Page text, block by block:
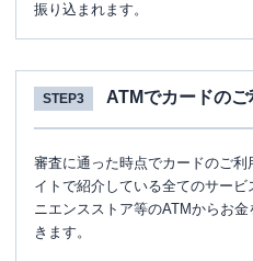
振り込まれます。
STEP3 ATMでカードのご
審査に通った時点でカードのご利
イトで紹介している全てのサー
ニエンスストア等のATMからお
きます。